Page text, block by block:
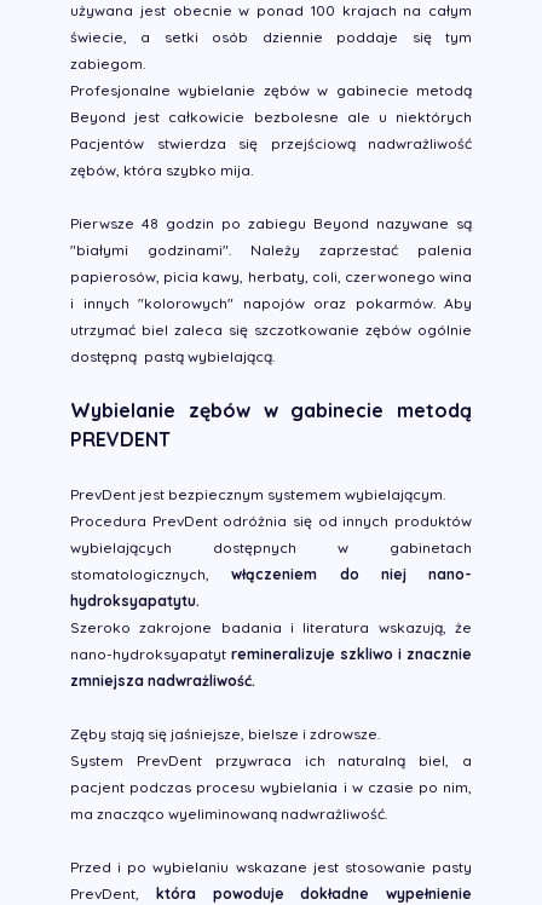
używana jest obecnie w ponad 100 krajach na całym
świecie, a setki osób dziennie poddaje się tym
zabiegom.
Profesjonalne wybielanie zębów w gabinecie metodą
Beyond jest całkowicie bezbolesne ale u niektórych
Pacjentów stwierdza się przejściową nadwrażliwość
zębów, która szybko mija.
Pierwsze 48 godzin po zabiegu Beyond nazywane są
"białymi godzinami". Należy zaprzestać palenia
papierosów, picia kawy, herbaty, coli, czerwonego wina
i innych "kolorowych" napojów oraz pokarmów. Aby
utrzymać biel zaleca się szczotkowanie zębów ogólnie
dostępną pastą wybielającą.
Wybielanie zębów w gabinecie metodą
PREVDENT
PrevDent jest bezpiecznym systemem wybielającym.
Procedura PrevDent odróżnia się od innych produktów
wybielających dostępnych w gabinetach
stomatologicznych,włączeniem do niej nano-
hydroksyapatytu.
Szeroko zakrojone badania i literatura wskazują, że
nano-hydroksyapatyt remineralizuje szkliwo i znacznie
zmniejsza nadwrażliwość.
Zęby stają się jaśniejsze, bielsze i zdrowsze.
System PrevDent przywraca ich naturalną biel, a
pacjent podczas procesu wybielania i w czasie po nim,
ma znacząco wyeliminowaną nadwrażliwość.
Przed i po wybielaniu wskazane jest stosowanie pasty
PrevDent, która powoduje dokładne wypełnienie